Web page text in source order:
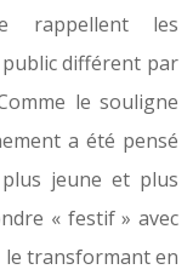
rappellent les
différent par
le souligne
a été pensé
jeune et plus
« festif » avec
le transformant en